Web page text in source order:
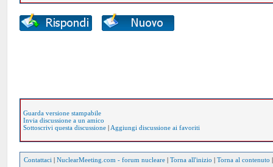
Guarda versione stampabile
Invia discussione a un amico
Sottoscrivi questa discussione | Aggiungi discussione ai favoriti
Contattaci |NuclearMeeting.com - forum nucleare |Torna all'inizio |Torna al contenuto